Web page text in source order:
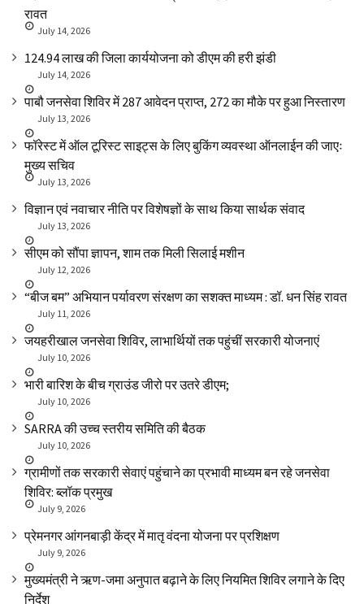
रावत
July 14, 2026
₹124.94 लाख की जिला कार्ययोजना को डीएम की हरी झंडी
July 14, 2026
पाबौ जनसेवा शिविर में 287 आवेदन प्राप्त, 272 का मौके पर हुआ निस्तारण
July 13, 2026
फॉरेस्ट में ऑल टूरिस्ट साइट्स के लिए बुकिंग व्यवस्था ऑनलाईन की जाएः
मुख्य सचिव
July 13, 2026
विज्ञान एवं नवाचार नीति पर विशेषज्ञों के साथ किया सार्थक संवाद
July 13, 2026
सीएम को सौंपा ज्ञापन, शाम तक मिली सिलाई मशीन
July 12, 2026
“बीज बम” अभियान पर्यावरण संरक्षण का सशक्त माध्यम : डॉ. धन सिंह रावत
July 11, 2026
जयहरीखाल जनसेवा शिविर, लाभार्थियों तक पहुंचीं सरकारी योजनाएं
July 10, 2026
भारी बारिश के बीच ग्राउंड जीरो पर उतरे डीएम;
July 10, 2026
SARRA की उच्च स्तरीय समिति की बैठक
July 10, 2026
ग्रामीणों तक सरकारी सेवाएं पहुंचाने का प्रभावी माध्यम बन रहे जनसेवा
शिविर: ब्लॉक प्रमुख
July 9, 2026
प्रेमनगर आंगनबाड़ी केंद्र में मातृ वंदना योजना पर प्रशिक्षण
July 9, 2026
मुख्यमंत्री ने ऋण-जमा अनुपात बढ़ाने के लिए नियमित शिविर लगाने के दिए
निर्देश